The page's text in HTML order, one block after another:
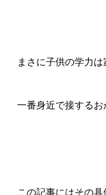
まさに子供の学力は
一番身近で接するお
この記事にはその具